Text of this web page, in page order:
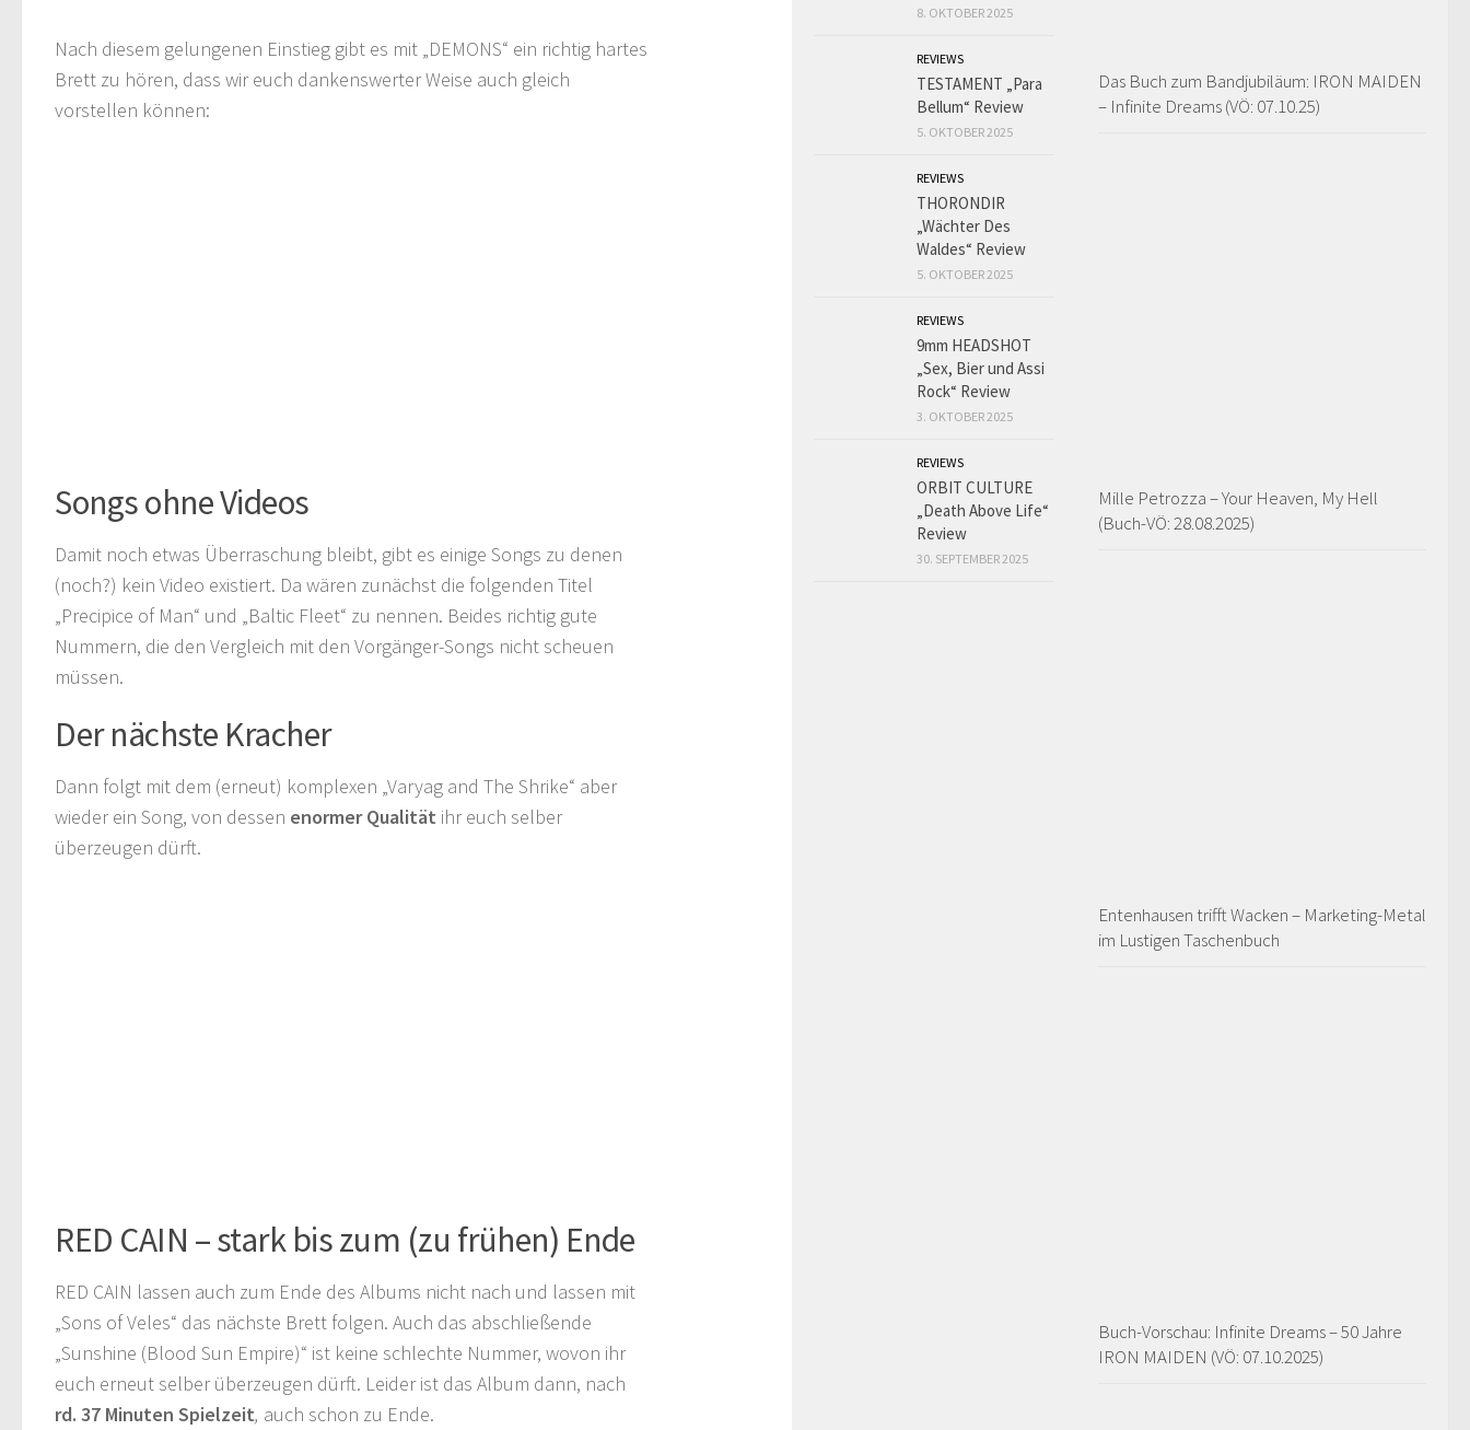
Nach diesem gelungenen Einstieg gibt es mit „DEMONS“ ein richtig hartes
Brett zu hören, dass wir euch dankenswerter Weise auch gleich
vorstellen können:
Songs ohne Videos
Damit noch etwas Überraschung bleibt, gibt es einige Songs zu denen
(noch?) kein Video existiert. Da wären zunächst die folgenden Titel
„Precipice of Man“ und „Baltic Fleet“ zu nennen. Beides richtig gute
Nummern, die den Vergleich mit den Vorgänger-Songs nicht scheuen
müssen.
Der nächste Kracher
Dann folgt mit dem (erneut) komplexen „Varyag and The Shrike“ aber
wieder ein Song, von dessen enormer Qualität ihr euch selber
überzeugen dürft.
RED CAIN – stark bis zum (zu frühen) Ende
RED CAIN lassen auch zum Ende des Albums nicht nach und lassen mit
„Sons of Veles“ das nächste Brett folgen. Auch das abschließende
„Sunshine (Blood Sun Empire)“ ist keine schlechte Nummer, wovon ihr
euch erneut selber überzeugen dürft. Leider ist das Album dann, nach
rd. 37 Minuten Spielzeit, auch schon zu Ende.
Das Buch zum Bandjubiläum: IRON MAIDEN
– Infinite Dreams (VÖ: 07.10.25)
Mille Petrozza – Your Heaven, My Hell
(Buch-VÖ: 28.08.2025)
Entenhausen trifft Wacken – Marketing-Metal
im Lustigen Taschenbuch
Buch-Vorschau: Infinite Dreams – 50 Jahre
IRON MAIDEN (VÖ: 07.10.2025)
8. OKTOBER 2025
REVIEWS
TESTAMENT „Para
Bellum“ Review
5. OKTOBER 2025
REVIEWS
THORONDIR
„Wächter Des
Waldes“ Review
5. OKTOBER 2025
REVIEWS
9mm HEADSHOT
„Sex, Bier und Assi
Rock“ Review
3. OKTOBER 2025
REVIEWS
ORBIT CULTURE
„Death Above Life“
Review
30. SEPTEMBER 2025